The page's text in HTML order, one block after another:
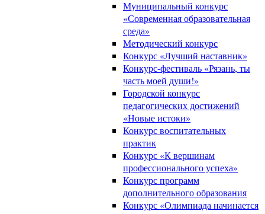
Муниципальный конкурс
«Современная образовательная
среда»
Методический конкурс
Конкурс «Лучший наставник»
Конкурс-фестиваль «Рязань, ты
часть моей души!»
Городской конкурс
педагогических достижений
«Новые истоки»
Конкурс воспитательных
практик
Конкурс «К вершинам
профессионального успеха»
Конкурс программ
дополнительного образования
Конкурс «Олимпиада начинается